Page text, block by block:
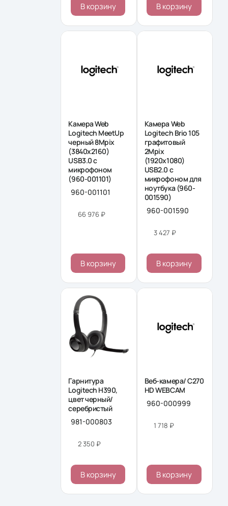
В корзину В корзину
Камера Web
Logitech MeetUp
черный 8Mpix
(3840x2160)
USB3.0 с
микрофоном
(960-001101)
960-001101
66 976 ₽
В корзину
Камера Web
Logitech Brio 105
графитовый
2Mpix
(1920x1080)
USB2.0 с
микрофоном для
ноутбука (960-
001590)
960-001590
3 427 ₽
В корзину
Гарнитура
Logitech H390,
цвет черный/
серебристый
981-000803
2 350 ₽
В корзину
Веб-камера/ C270
HD WEBCAM
960-000999
1 718 ₽
В корзину